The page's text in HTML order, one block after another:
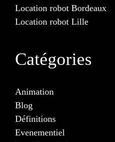
Location robot Bordeaux
Location robot Lille
Catégories
Animation
Blog
Définitions
Evenementiel